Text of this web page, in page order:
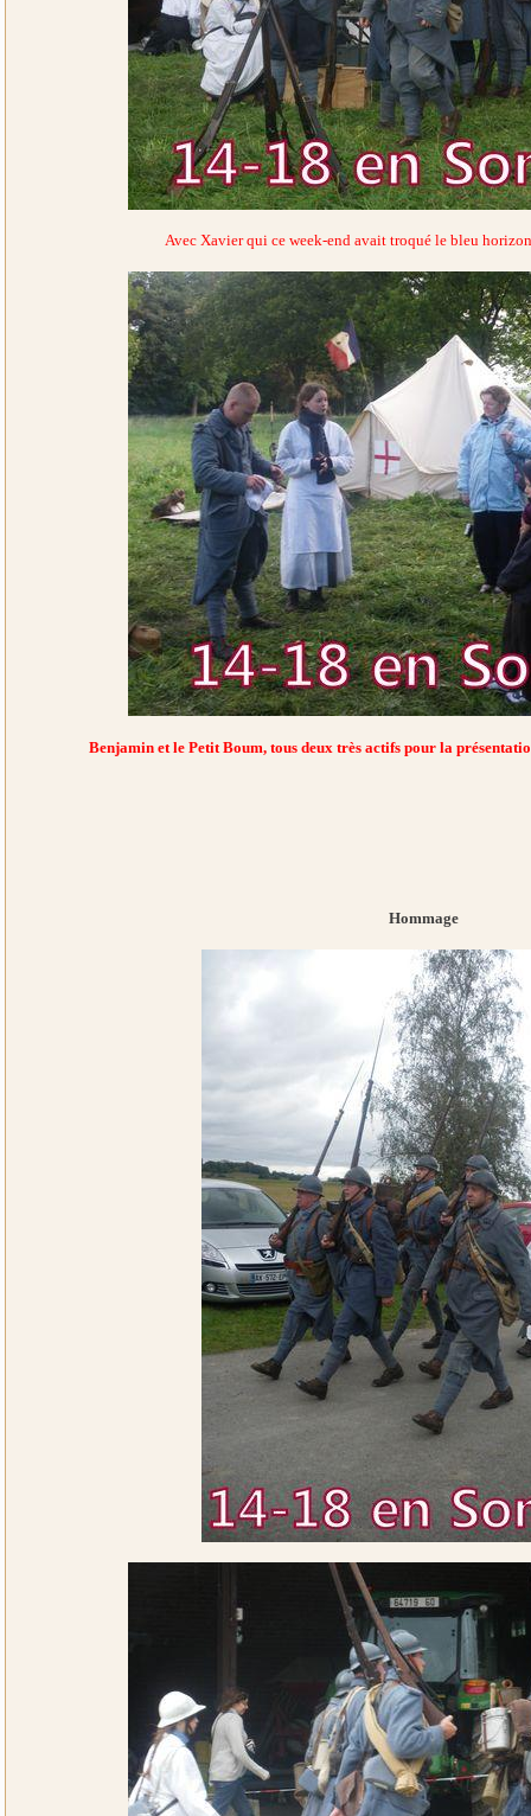
Avec Xavier qui ce week-end avait troqué le bleu
Benjamin et le Petit Boum, tous deux très actifs pour la
Hommage